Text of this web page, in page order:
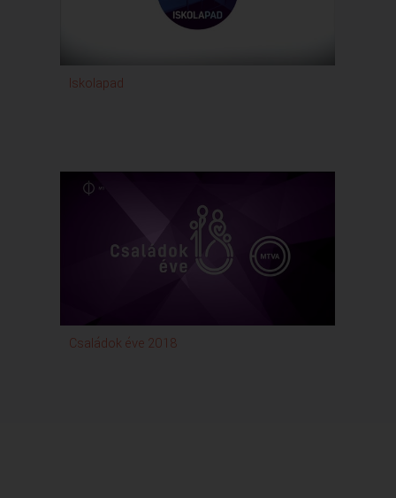
Iskolapad
Családok éve 2018